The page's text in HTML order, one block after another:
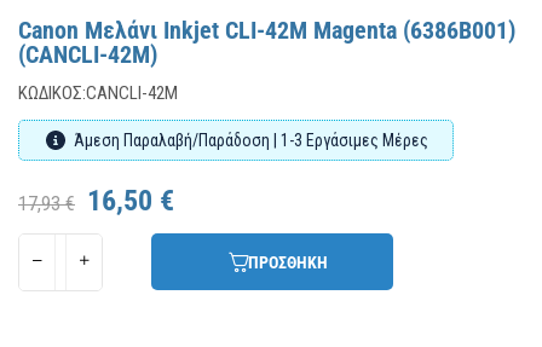
Canon Μελάνι Inkjet CLI-42M Magenta (6386B001)
(CANCLI-42M)
ΚΩΔΙΚΌΣ:CANCLI-42M
Άμεση Παραλαβή/Παράδοση | 1-3 Εργάσιμες Μέρες
17,93 € 16,50 €
ΠΡΟΣΘΗΚΗ